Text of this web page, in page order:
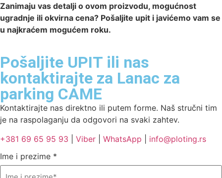
Zanimaju vas detalji o ovom proizvodu, mogućnost
ugradnje ili okvirna cena? Pošaljite upit i javićemo vam se
u najkraćem mogućem roku.
Pošaljite UPIT ili nas
kontaktirajte za Lanac za
parking CAME
Kontaktirajte nas direktno ili putem forme. Naš stručni tim
je na raspolaganju da odgovori na svaki zahtev.
+381 69 65 95 93
Viber WhatsApp
info@ploting.rs
Ime i prezime *